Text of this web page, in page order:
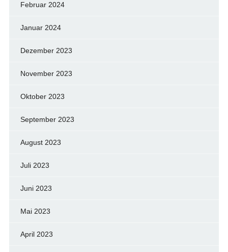
Februar 2024
Januar 2024
Dezember 2023
November 2023
Oktober 2023
September 2023
August 2023
Juli 2023
Juni 2023
Mai 2023
April 2023